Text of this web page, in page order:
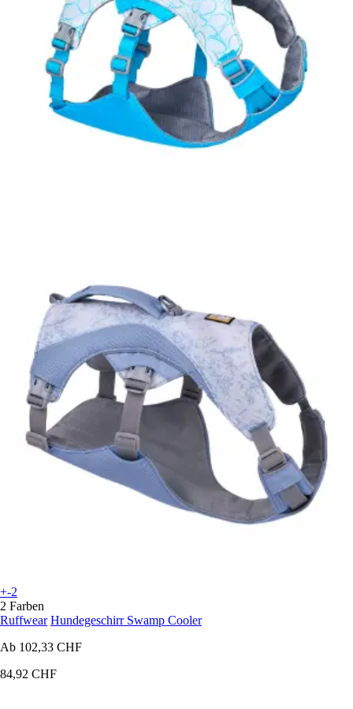
+-2
2 Farben
Ruffwear Hundegeschirr Swamp Cooler
Ab 102,33 CHF
84,92 CHF